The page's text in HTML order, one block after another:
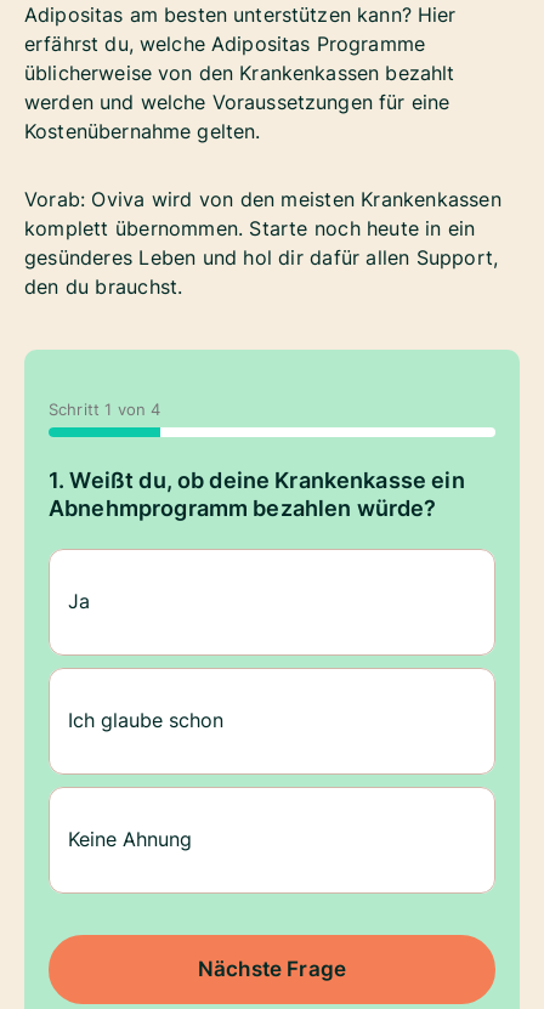
Adipositas am besten unterstützen kann? Hier
erfährst du, welche Adipositas Programme
üblicherweise von den Krankenkassen bezahlt
werden und welche Voraussetzungen für eine
Kostenübernahme gelten.
Vorab: Oviva wird von den meisten Krankenkassen
komplett übernommen. Starte noch heute in ein
gesünderes Leben und hol dir dafür allen Support,
den du brauchst.
Schritt 1 von4
1. Weißt du, ob deine Krankenkasse ein
Abnehmprogramm bezahlen würde?
Ja
Ich glaube schon
Keine Ahnung